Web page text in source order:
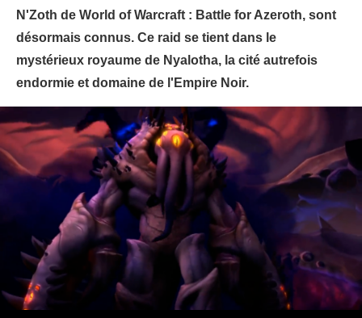
N'Zoth de World of Warcraft : Battle for Azeroth, sont
désormais connus. Ce raid se tient dans le
mystérieux royaume de Nyalotha, la cité autrefois
endormie et domaine de l'Empire Noir.